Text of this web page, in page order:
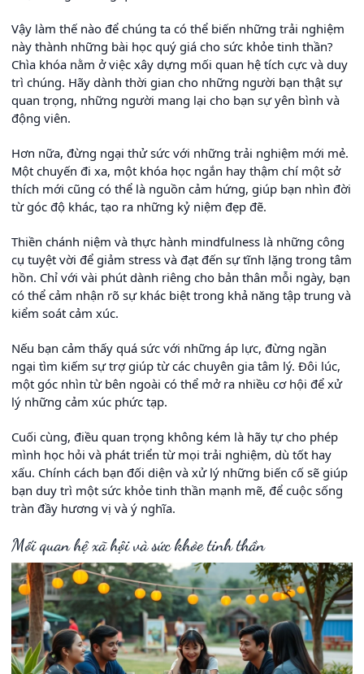
Vậy làm thế nào để chúng ta có thể biến những trải nghiệm
này thành những bài học quý giá cho sức khỏe tinh thần?
Chìa khóa nằm ở việc xây dựng mối quan hệ tích cực và duy
trì chúng. Hãy dành thời gian cho những người bạn thật sự
quan trọng, những người mang lại cho bạn sự yên bình và
động viên.
Hơn nữa, đừng ngại thử sức với những trải nghiệm mới mẻ.
Một chuyến đi xa, một khóa học ngắn hay thậm chí một sở
thích mới cũng có thể là nguồn cảm hứng, giúp bạn nhìn đời
từ góc độ khác, tạo ra những kỷ niệm đẹp đẽ.
Thiền chánh niệm và thực hành mindfulness là những công
cụ tuyệt vời để giảm stress và đạt đến sự tĩnh lặng trong tâm
hồn. Chỉ với vài phút dành riêng cho bản thân mỗi ngày, bạn
có thể cảm nhận rõ sự khác biệt trong khả năng tập trung và
kiểm soát cảm xúc.
Nếu bạn cảm thấy quá sức với những áp lực, đừng ngần
ngại tìm kiếm sự trợ giúp từ các chuyên gia tâm lý. Đôi lúc,
một góc nhìn từ bên ngoài có thể mở ra nhiều cơ hội để xử
lý những cảm xúc phức tạp.
Cuối cùng, điều quan trọng không kém là hãy tự cho phép
mình học hỏi và phát triển từ mọi trải nghiệm, dù tốt hay
xấu. Chính cách bạn đối diện và xử lý những biến cố sẽ giúp
bạn duy trì một sức khỏe tinh thần mạnh mẽ, để cuộc sống
tràn đầy hương vị và ý nghĩa.
Mối quan hệ xã hội và sức khỏe tinh thần